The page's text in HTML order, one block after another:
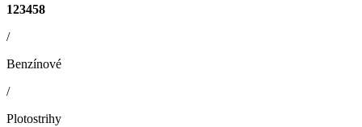
123458
/
Benzínové
/
Plotostrihy